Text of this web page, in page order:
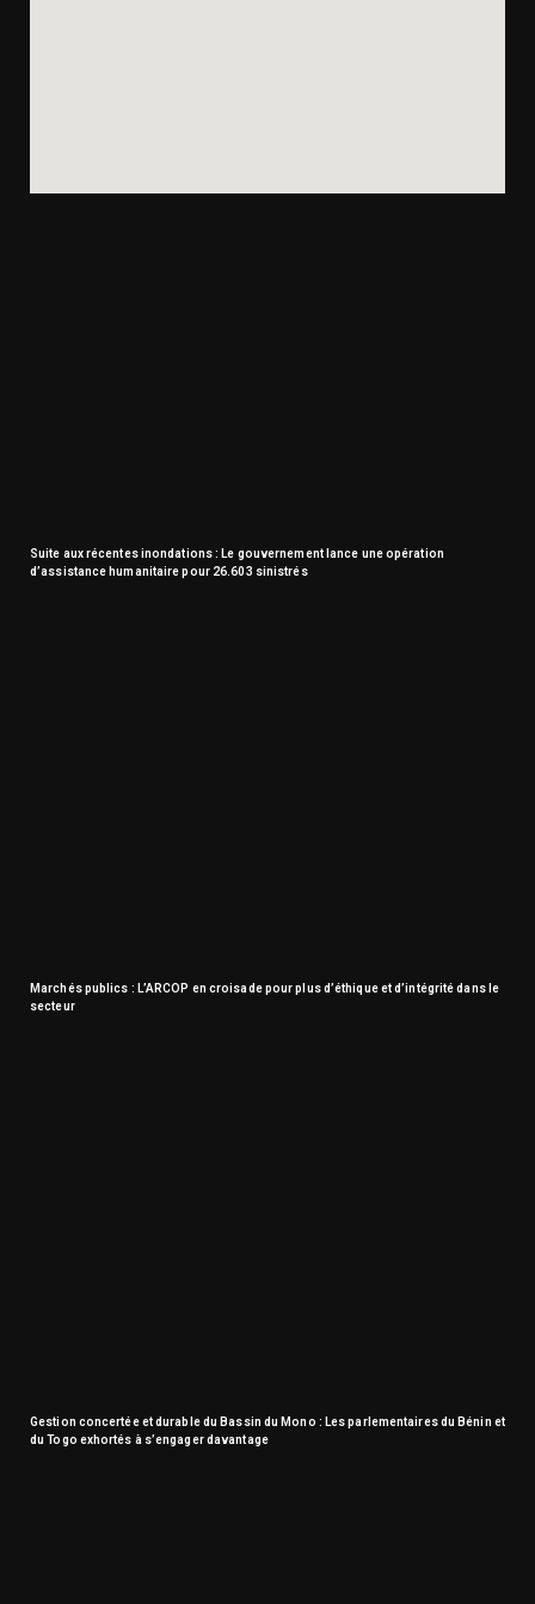
Suite aux récentes inondations : Le gouvernement lance une opération
d’assistance humanitaire pour 26.603 sinistrés
Marchés publics : L’ARCOP en croisade pour plus d’éthique et d’intégrité dans le
secteur
Gestion concertée et durable du Bassin du Mono : Les parlementaires du Bénin et
du Togo exhortés à s’engager davantage